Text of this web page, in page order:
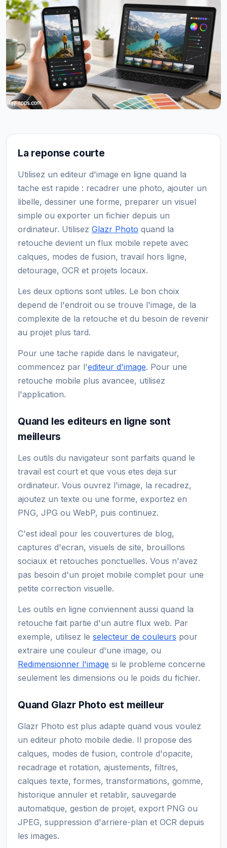
La reponse courte
Utilisez un editeur d'image en ligne quand la
tache est rapide : recadrer une photo, ajouter un
libelle, dessiner une forme, preparer un visuel
simple ou exporter un fichier depuis un
ordinateur. Utilisez Glazr Photo quand la
retouche devient un flux mobile repete avec
calques, modes de fusion, travail hors ligne,
detourage, OCR et projets locaux.
Les deux options sont utiles. Le bon choix
depend de l'endroit ou se trouve l'image, de la
complexite de la retouche et du besoin de revenir
au projet plus tard.
Pour une tache rapide dans le navigateur,
commencez par l'editeur d'image. Pour une
retouche mobile plus avancee, utilisez
l'application.
Quand les editeurs en ligne sont
meilleurs
Les outils du navigateur sont parfaits quand le
travail est court et que vous etes deja sur
ordinateur. Vous ouvrez l'image, la recadrez,
ajoutez un texte ou une forme, exportez en
PNG, JPG ou WebP, puis continuez.
C'est ideal pour les couvertures de blog,
captures d'ecran, visuels de site, brouillons
sociaux et retouches ponctuelles. Vous n'avez
pas besoin d'un projet mobile complet pour une
petite correction visuelle.
Les outils en ligne conviennent aussi quand la
retouche fait partie d'un autre flux web. Par
exemple, utilisez le selecteur de couleurs pour
extraire une couleur d'une image, ou
Redimensionner l'image si le probleme concerne
seulement les dimensions ou le poids du fichier.
Quand Glazr Photo est meilleur
Glazr Photo est plus adapte quand vous voulez
un editeur photo mobile dedie. Il propose des
calques, modes de fusion, controle d'opacite,
recadrage et rotation, ajustements, filtres,
calques texte, formes, transformations, gomme,
historique annuler et retablir, sauvegarde
automatique, gestion de projet, export PNG ou
JPEG, suppression d'arriere-plan et OCR depuis
les images.